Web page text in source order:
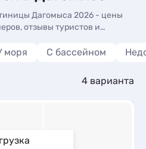
Дагомыса 2026 - цены
отзывы туристов и
на сайте. Лучшие гостиницы
вариантов, от 1425 руб,
в номере и все включено.
моря С бассейном
4 варианта